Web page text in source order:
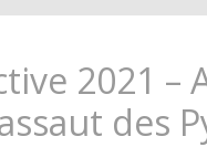
2021 –
des